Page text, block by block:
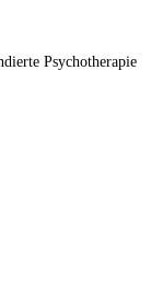
Psychotherapie